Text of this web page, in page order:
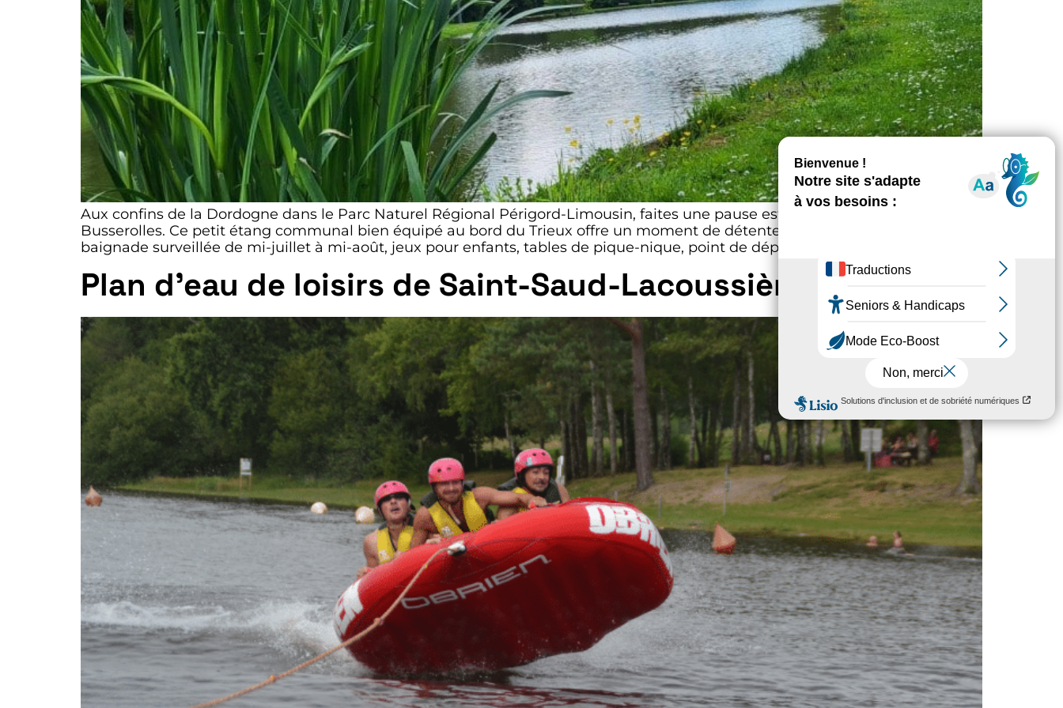
Aux confins de la Dordogne dans le Parc Naturel Régional Périgord-Limousin, faites une pause estivale au plan d’eau de
Busserolles. Ce petit étang communal bien équipé au bord du Trieux offre un moment de détente à toute la famille :
baignade surveillée de mi-juillet à mi-août, jeux pour enfants, tables de pique-nique, point de départ […]
Plan d’eau de loisirs de Saint-Saud-Lacoussière